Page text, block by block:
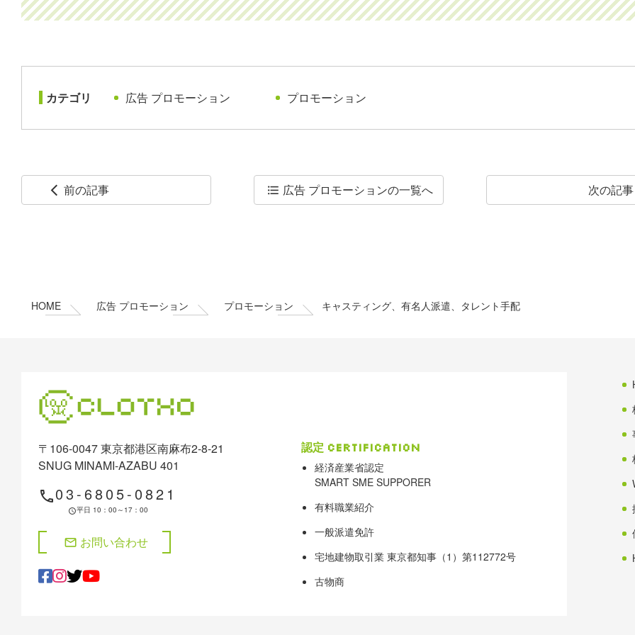
カテゴリ 広告 プロモーション プロモーション
arrow_back_ios 前の記事 format_list_bulleted 広告 プロモーションの一覧へ 次の記事
HOME 広告 プロモーション プロモーション キャスティング、有名人派遣、タレント手配
〒106-0047 東京都港区南麻布2-8-21
SNUG MINAMI-AZABU 401
phone03-6805-0821
schedule平日 10：00～17：00
mail お問い合わせ
認定 Certification
経済産業省認定
SMART SME SUPPORER
有料職業紹介
一般派遣免許
宅地建物取引業 東京都知事（1）第112772号
古物商